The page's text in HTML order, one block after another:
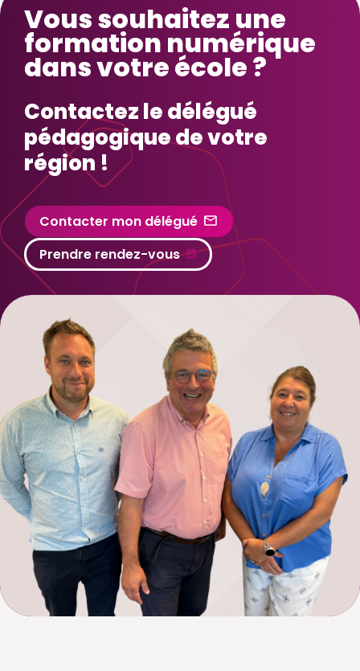
Vous souhaitez une
formation numérique
dans votre école ?
Contactez le délégué
pédagogique de votre
région !
Contacter mon délégué
Prendre rendez-vous